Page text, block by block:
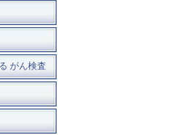
がん検査